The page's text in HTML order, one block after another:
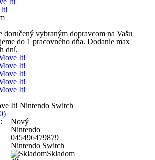
It!
doručený vybraným dopravcom na Vašu
do 1 pracovného dňa. Dodanie max
dní.
It! Nintendo Switch
Nový
Nintendo
045496479879
Nintendo Switch
Skladom